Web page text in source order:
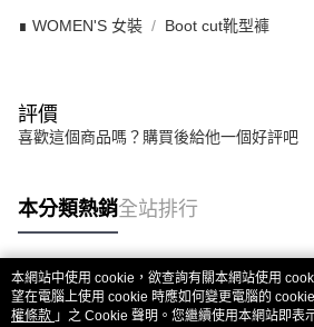
∎ WOMEN'S 女裝 Boot cut靴型褲
評價
喜歡這個商品嗎？購買後給他一個好評吧
本分類熱銷全站排行
熱門標籤
本網站中使用 cookie，欲查詢有關本網站使用
望在電腦上使用 cookie 時應如何變更電腦的
權條款 」之 Cookie 聲明。您繼續使用本網站即表